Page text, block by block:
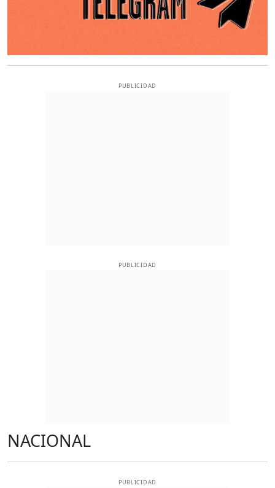
PUBLICIDAD
PUBLICIDAD
NACIONAL
PUBLICIDAD